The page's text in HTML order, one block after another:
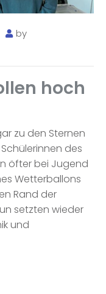
by
hoch
zu den Sternen
des
öfter bei Jugend
Wetterballons
Rand der
setzten wieder
und